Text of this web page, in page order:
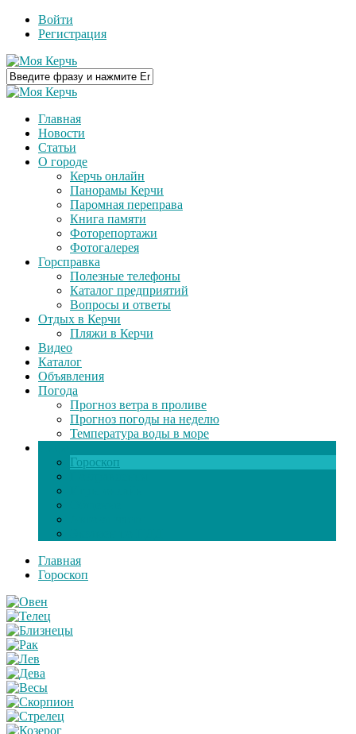
Войти
Регистрация
Главная
Новости
Статьи
О городе
Керчь онлайн
Панорамы Керчи
Паромная переправа
Книга памяти
Фоторепортажи
Фотогалерея
Горсправка
Полезные телефоны
Каталог предприятий
Вопросы и ответы
Отдых в Керчи
Пляжи в Керчи
Видео
Каталог
Объявления
Погода
Прогноз ветра в проливе
Прогноз погоды на неделю
Температура воды в море
Гороскоп
Главная
Гороскоп